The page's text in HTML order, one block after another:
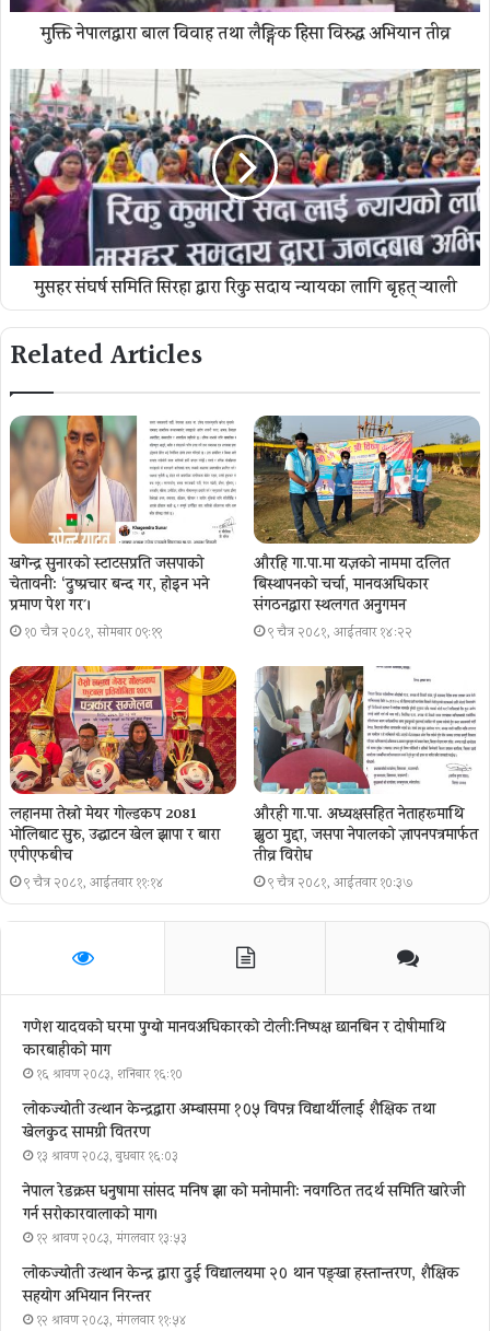
मुक्ति नेपालद्वारा बाल विवाह तथा लैङ्गिक हिंसा विरुद्ध अभियान तीव्र
मुसहर संघर्ष समिति सिरहा द्वारा रिंकु सदाय न्यायका लागि बृहत् र्‍याली
Related Articles
खगेन्द्र सुनारको स्टाटसप्रति जसपाको
चेतावनी: ‘दुष्प्रचार बन्द गर, होइन भने
प्रमाण पेश गर´।
१० चैत्र २०८१, सोमबार ०९:१९
औरहि गा.पा.मा यज्ञकाे नाममा दलित
बिस्थापनकाे चर्चा, मानवअधिकार
संगठनद्वारा स्थलगत अनुगमन
९ चैत्र २०८१, आईतवार १४:२२
लहानमा तेस्रो मेयर गोल्डकप 2081
भोलिबाट सुरु, उद्घाटन खेल झापा र बारा
एपीएफबीच
९ चैत्र २०८१, आईतवार ११:१४
औरही गा.पा. अध्यक्षसहित नेताहरूमाथि
झुठा मुद्दा, जसपा नेपालको ज्ञापनपत्रमार्फत
तीव्र विरोध
९ चैत्र २०८१, आईतवार १०:३७
गणेश यादवको घरमा पुग्याे मानवअधिकारकाे टोली:निष्पक्ष छानबिन र दोषीमाथि
कारबाहीको माग
१६ श्रावण २०८३, शनिबार १६:१०
लोकज्योती उत्थान केन्द्रद्वारा अम्बासमा १०५ विपन्न विद्यार्थीलाई शैक्षिक तथा
खेलकुद सामग्री वितरण
१३ श्रावण २०८३, बुधबार १६:०३
नेपाल रेडक्रस धनुषामा सांसद मनिष झा को मनोमानी: नवगठित तदर्थ समिति खारेजी
गर्न सरोकारवालाको माग।
१२ श्रावण २०८३, मंगलवार १३:५३
लोकज्योती उत्थान केन्द्र द्वारा दुई विद्यालयमा २० थान पङ्खा हस्तान्तरण, शैक्षिक
सहयोग अभियान निरन्तर
१२ श्रावण २०८३, मंगलवार ११:५४